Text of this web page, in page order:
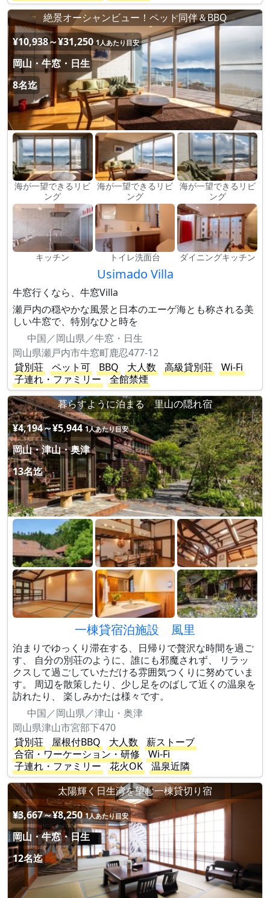
絶景オーシャンビュー！ペット同伴＆BBQ
¥10,938～¥31,250 1人あたり目安
岡山・牛窓・日生
8名迄
海が一望できるリビ
ング
海が一望できるリビ
ング
海が一望できるリビ
ング
キッチン トイレ洗面台 ダイニングキッチン
Usimado Villa
牛窓行くなら、牛窓Villa
瀬戸内の穏やかな風景と日本のエーゲ海とも称される美
しい牛窓で、特別なひと時を
中国／岡山県／牛窓・日生
岡山県瀬戸内市牛窓町鹿忍477-12
貸別荘
ペット可 BBQ 大人数 高級貸別荘
Wi-Fi
子連れ・ファミリー
全館禁煙
暮らすように泊まる 里山の隠れ宿
¥4,194～¥5,944 1人あたり目安
岡山・津山・奥津
13名迄
一棟貸宿泊施設 風里
泊まりでゆっくり滞在する、日帰りで贅沢な時間を過ご
す、 自分の別荘のように、誰にも邪魔されず、 リラッ
クスして過ごしていただける雰囲気つくりに努めていま
す。 周辺を散策したり、少し足をのばして近くの温泉を
訪れたり、 楽しみかたは様々です。
中国／岡山県／津山・奥津
岡山県津山市宮部下470
貸別荘
屋根付BBQ 大人数
薪ストーブ
合宿・ワーケーション・研修
Wi-Fi
子連れ・ファミリー
花火OK
温泉近隣
太陽輝く日生湾を望む一棟貸切り宿
¥3,667～¥8,250 1人あたり目安
岡山・牛窓・日生
12名迄